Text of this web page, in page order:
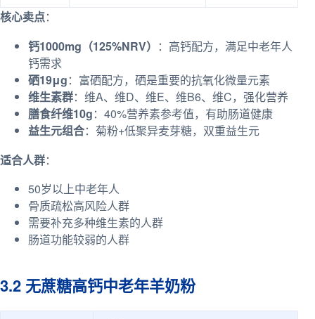
核心卖点：
钙1000mg（125%NRV） ：高钙配方，满足中老年人
钙需求
硒19μg：富硒配方，硒是重要的抗氧化微量元素
维生素群：维A、维D、维E、维B6、维C，强化营养
膳食纤维10g：40%营养素参考值，有助肠道健康
益生元组合：菊粉+低聚异麦芽糖，双重益生元
适合人群：
50岁以上中老年人
骨质疏松高风险人群
需要补充多种维生素的人群
肠道功能较弱的人群
3.2 无蔗糖高钙中老年羊奶粉